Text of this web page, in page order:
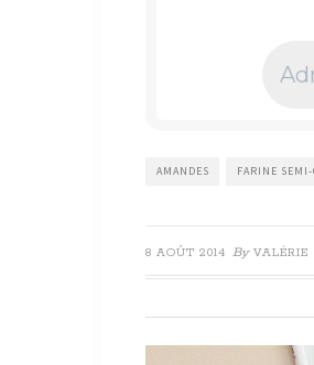
e-
AMANDES FARINE SEMI-
8 AOÛT 2014 By VALÉRIE